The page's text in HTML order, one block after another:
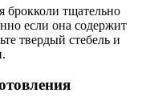
брокколи тщательно
если она содержит
твердый стебель и